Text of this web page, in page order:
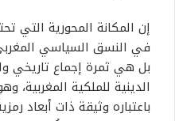
إن المكانة المحورية التي
في النسق السياسي
بل هي ثمرة إجماع تاريخي
الدينية للملكية المغربية،
باعتباره وثيقة ذات أبعاد